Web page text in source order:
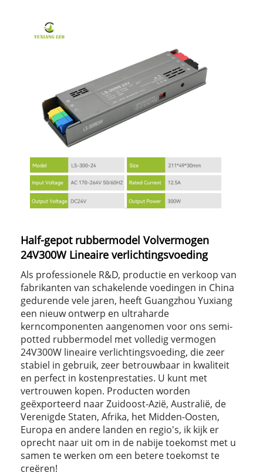
Half-gepot rubbermodel Volvermogen
24V300W Lineaire verlichtingsvoeding
Als professionele R&D, productie en verkoop van
fabrikanten van schakelende voedingen in China
gedurende vele jaren, heeft Guangzhou Yuxiang
een nieuw ontwerp en ultraharde
kerncomponenten aangenomen voor ons semi-
potted rubbermodel met volledig vermogen
24V300W lineaire verlichtingsvoeding, die zeer
stabiel in gebruik, zeer betrouwbaar in kwaliteit
en perfect in kostenprestaties. U kunt met
vertrouwen kopen. Producten worden
geëxporteerd naar Zuidoost-Azië, Australië, de
Verenigde Staten, Afrika, het Midden-Oosten,
Europa en andere landen en regio's, ik kijk er
oprecht naar uit om in de nabije toekomst met u
samen te werken om een ​​betere toekomst te
creëren!